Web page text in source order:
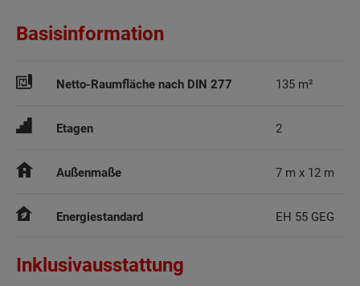
Basisinformation
Netto-Raumfläche nach DIN 277 135 m²
Etagen 2
Außenmaße 7 m x 12 m
Energiestandard EH 55 GEG
Inklusivausstattung